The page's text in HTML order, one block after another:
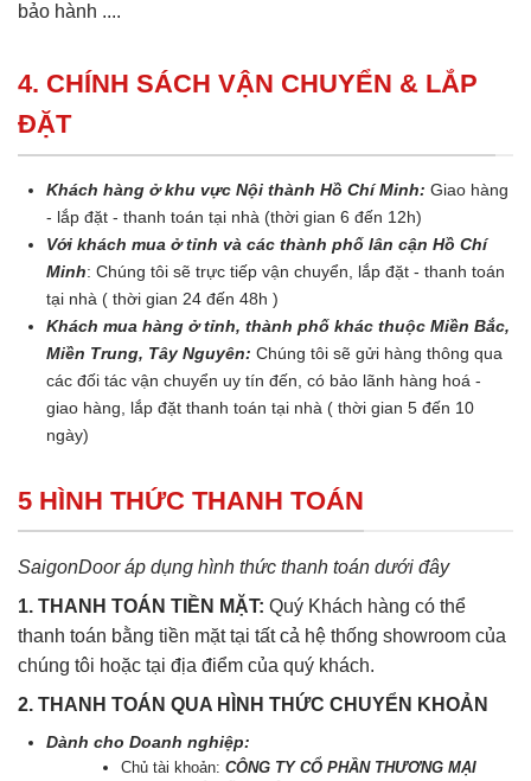
bảo hành ....
4. CHÍNH SÁCH VẬN CHUYỂN & LẮP
ĐẶT
Khách hàng ở khu vực Nội thành Hồ Chí Minh: Giao hàng
- lắp đặt - thanh toán tại nhà (thời gian 6 đến 12h)
Với khách mua ở tỉnh và các thành phố lân cận Hồ Chí
Minh: Chúng tôi sẽ trực tiếp vận chuyển, lắp đặt - thanh toán
tại nhà ( thời gian 24 đến 48h )
Khách mua hàng ở tỉnh, thành phố khác thuộc Miền Bắc,
Miền Trung, Tây Nguyên: Chúng tôi sẽ gửi hàng thông qua
các đối tác vận chuyển uy tín đến, có bảo lãnh hàng hoá -
giao hàng, lắp đặt thanh toán tại nhà ( thời gian 5 đến 10
ngày)
5 HÌNH THỨC THANH TOÁN
SaigonDoor áp dụng hình thức thanh toán dưới đây
1. THANH TOÁN TIỀN MẶT: Quý Khách hàng có thể
thanh toán bằng tiền mặt tại tất cả hệ thống showroom của
chúng tôi hoặc tại địa điểm của quý khách.
2. THANH TOÁN QUA HÌNH THỨC CHUYỂN KHOẢN
Dành cho Doanh nghiệp:
Chủ tài khoản:CÔNG TY CỔ PHẦN THƯƠNG MẠI